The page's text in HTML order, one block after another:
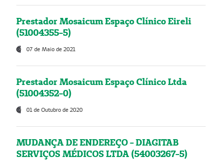
Prestador Mosaicum Espaço Clínico Eireli
(51004355-5)
07 de Maio de 2021
Prestador Mosaicum Espaço Clínico Ltda
(51004352-0)
01 de Outubro de 2020
MUDANÇA DE ENDEREÇO - DIAGITAB
SERVIÇOS MÉDICOS LTDA (54003267-5)